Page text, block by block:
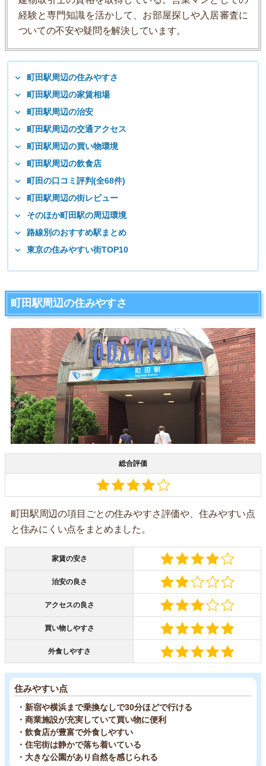
経験と専門知識を活かして、お部屋探しや入居審査に
ついての不安や疑問を解決しています。
町田駅周辺の住みやすさ
町田駅周辺の家賃相場
町田駅周辺の治安
町田駅周辺の交通アクセス
町田駅周辺の買い物環境
町田駅周辺の飲食店
町田の口コミ評判(全68件)
町田駅周辺の街レビュー
そのほか町田駅の周辺環境
路線別のおすすめ駅まとめ
東京の住みやすい街TOP10
町田駅周辺の住みやすさ
総合評価
町田駅周辺の項目ごとの住みやすさ評価や、住みやすい点
と住みにくい点をまとめました。
家賃の安さ
治安の良さ
アクセスの良さ
買い物しやすさ
外食しやすさ
住みやすい点
・新宿や横浜まで乗換なしで30分ほどで行ける
・商業施設が充実していて買い物に便利
・飲食店が豊富で外食しやすい
・住宅街は静かで落ち着いている
・大きな公園があり自然を感じられる